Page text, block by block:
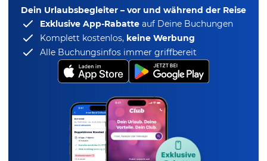
Dein Urlaubsbegleiter – vor und während der Reise
Exklusive App-Rabatte auf Deine Buchungen
Komplett kostenlos, keine Werbung
Alle Buchungsinfos immer griffbereit